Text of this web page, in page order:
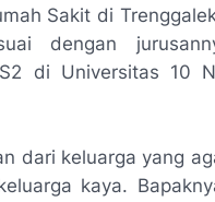
Sakit di
dengan
di Universitas 10
dari keluarga yang
kaya.